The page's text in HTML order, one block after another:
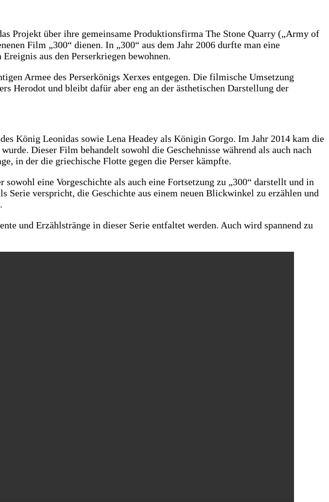
Projekt über ihre gemeinsame Produktionsfirma The Stone Quarry („Army of
Film „300“ dienen. In „300“ aus dem Jahr 2006 durfte man eine
aus den Perserkriegen bewohnen.
Armee des Perserkönigs Xerxes entgegen. Die filmische Umsetzung
Herodot und bleibt dafür aber eng an der ästhetischen Darstellung der
König Leonidas sowie Lena Headey als Königin Gorgo. Im Jahr 2014 kam die
Dieser Film behandelt sowohl die Geschehnisse während als auch nach
in der die griechische Flotte gegen die Perser kämpfte.
eine Vorgeschichte als auch eine Fortsetzung zu „300“ darstellt und in
Serie verspricht, die Geschichte aus einem neuen Blickwinkel zu erzählen und
und Erzählstränge in dieser Serie entfaltet werden. Auch wird spannend zu